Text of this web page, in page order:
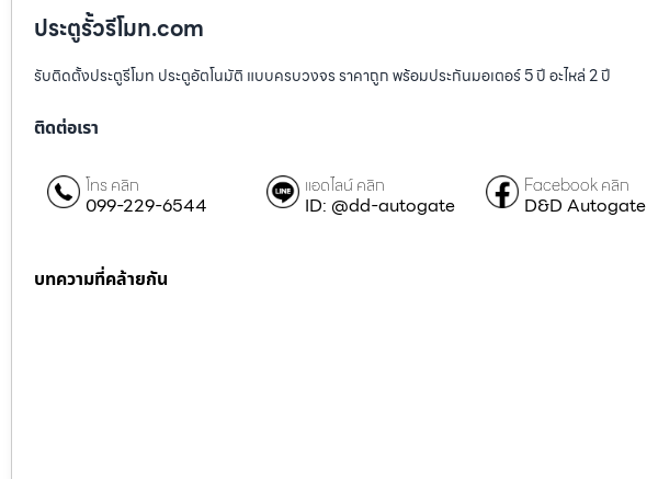
ประตูรั้วรีโมท.com
รับติดตั้งประตูรีโมท ประตูอัตโนมัติ แบบครบวงจร ราคาถูก พร้อมประกันมอเตอร์ 5 ปี อะไหล่ 2 ปี
ติดต่อเรา
โทร คลิก
099-229-6544
แอดไลน์ คลิก
ID: @dd-autogate
Facebook คลิก
D&D Autogate
บทความที่คล้ายกัน